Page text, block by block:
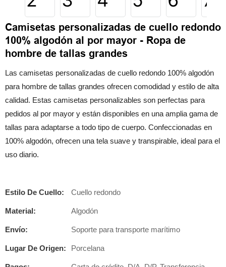
Camisetas personalizadas de cuello redondo
100% algodón al por mayor - Ropa de
hombre de tallas grandes
Las camisetas personalizadas de cuello redondo 100% algodón
para hombre de tallas grandes ofrecen comodidad y estilo de alta
calidad. Estas camisetas personalizables son perfectas para
pedidos al por mayor y están disponibles en una amplia gama de
tallas para adaptarse a todo tipo de cuerpo. Confeccionadas en
100% algodón, ofrecen una tela suave y transpirable, ideal para el
uso diario.
Estilo De Cuello: Cuello redondo
Material: Algodón
Envío: Soporte para transporte marítimo
Lugar De Origen: Porcelana